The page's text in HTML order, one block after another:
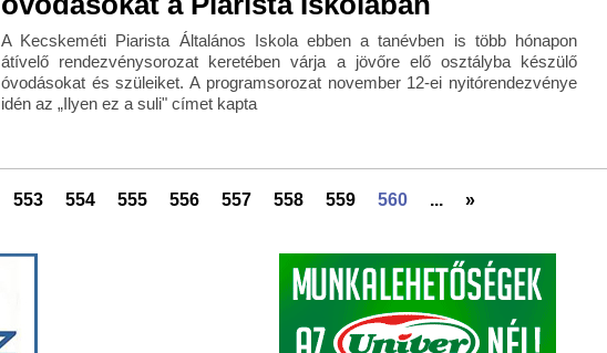
A Kecskeméti Piarista Általános Iskola ebben a tanévben is több hónapon
átívelő rendezvénysorozat keretében várja a jövőre elő osztályba készülő
óvodásokat és szüleiket. A programsorozat november 12-ei nyitórendezvénye
idén az „Ilyen ez a suli" címet kapta
553 554 555 556 557 558 559 560 ... »